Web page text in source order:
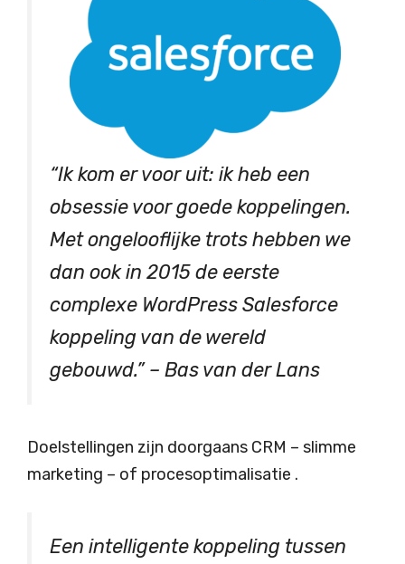
“Ik kom er voor uit: ik heb een
obsessie voor goede koppelingen.
Met ongelooflijke trots hebben we
dan ook in 2015 de eerste
complexe WordPress Salesforce
koppeling van de wereld
gebouwd.” – Bas van der Lans
Doelstellingen zijn doorgaans CRM – slimme
marketing – of procesoptimalisatie .
Een intelligente koppeling tussen